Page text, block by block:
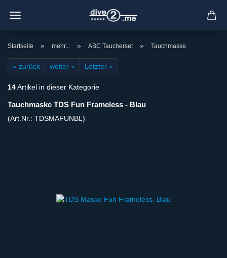
Startseite » mehr... » ABC Taucherset » Tauchmaske
« zurück weiter » Letzter »
14Artikel in dieser Kategorie
Tauchmaske TDS Fun Frameless - Blau
(Art.Nr.: TDSMAFUNBL )